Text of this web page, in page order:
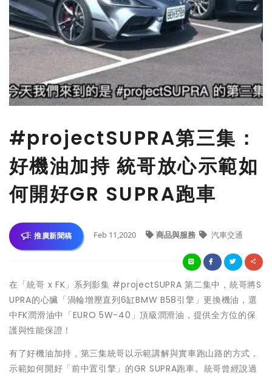
#projectSUPRA第三集：
好機油加持 統哥放心示範如
何開好GR SUPRA跑車
推廣新聞稿 Feb 11,2020 商品與服務 汽車交通
在「統哥 x FK」系列影集 #projectSUPRA 第二集中，統哥將S
UPRA的心臟「渦輪增壓直列6缸BMW B58引擎」更換機油，選
中FK潤滑油中「EURO 5W-40」頂級潤滑油，提供全方位的保
護與性能保證！
有了好機油加持，第三集統哥以示範講解與實車跑山路的方式，
示範如何開好「前中置引擎」的GR SUPRA跑車。統哥曾經說過